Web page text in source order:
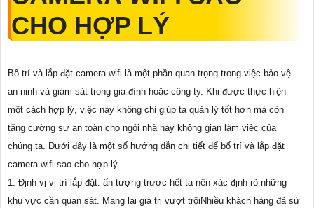
CHO HỢP LÝ
Bố trí và lắp đặt camera wifi là một phần quan trọng trong việc bảo vệ
an ninh và giám sát trong gia đình hoặc công ty. Khi được thực hiện
một cách hợp lý, việc này không chỉ giúp ta quản lý tốt hơn mà còn
tăng cường sự an toàn cho ngôi nhà hay không gian làm việc của
chúng ta. Dưới đây là một số hướng dẫn chi tiết để bố trí và lắp đặt
camera wifi sao cho hợp lý.
1. Định vị vị trí lắp đặt: ấn tượng trước hết ta nên xác định rõ những
khu vực cần quan sát. Mang lại giá trị vượt trộiNhiều khách hàng đã sử